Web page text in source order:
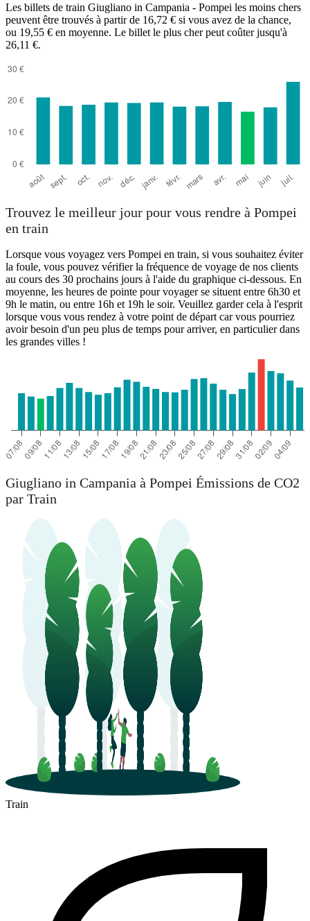
Les billets de train Giugliano in Campania - Pompei les moins chers
peuvent être trouvés à partir de 16,72 € si vous avez de la chance,
ou 19,55 € en moyenne. Le billet le plus cher peut coûter jusqu'à
26,11 €.
Trouvez le meilleur jour pour vous rendre à Pompei
en train
Lorsque vous voyagez vers Pompei en train, si vous souhaitez éviter
la foule, vous pouvez vérifier la fréquence de voyage de nos clients
au cours des 30 prochains jours à l'aide du graphique ci-dessous. En
moyenne, les heures de pointe pour voyager se situent entre 6h30 et
9h le matin, ou entre 16h et 19h le soir. Veuillez garder cela à l'esprit
lorsque vous vous rendez à votre point de départ car vous pourriez
avoir besoin d'un peu plus de temps pour arriver, en particulier dans
les grandes villes !
Giugliano in Campania à Pompei Émissions de CO2
par Train
Train